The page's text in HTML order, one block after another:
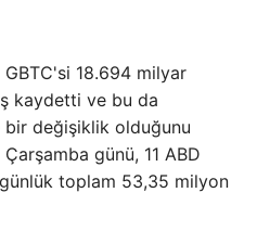
GBTC'si 18.694 milyar
kaydetti ve bu da
bir değişiklik olduğunu
günü, 11 ABD
toplam 53,35 milyon